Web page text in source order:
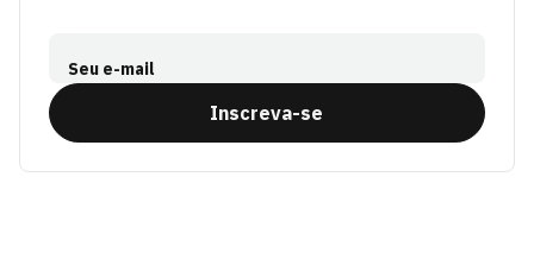
Seu e-mail
Inscreva-se